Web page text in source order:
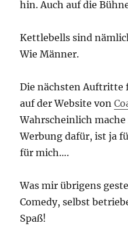
hin. Auch auf die
Kettlebells sind
Wie Männer.
Die nächsten Auftritte
auf der Website von
Wahrscheinlich
Werbung dafür, ist ja
für mich….
Was mir übrigens
Comedy, selbst
Spaß!